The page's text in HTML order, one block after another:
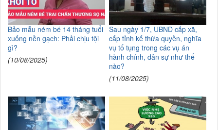
Bảo mẫu ném bé 14 tháng tuổi
xuống nền gạch: Phải chịu tội
gì?
(10/08/2025)
Sau ngày 1/7, UBND cấp xã,
cấp tỉnh kế thừa quyền, nghĩa
vụ tố tụng trong các vụ án
hành chính, dân sự như thế
nào?
(11/08/2025)